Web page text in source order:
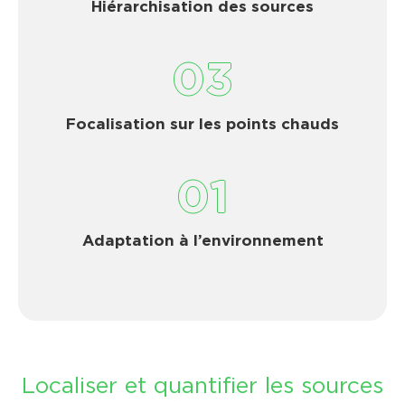
Hiérarchisation des sources
03
Focalisation sur les points chauds
01
Adaptation à l’environnement
Localiser et quantifier les sources